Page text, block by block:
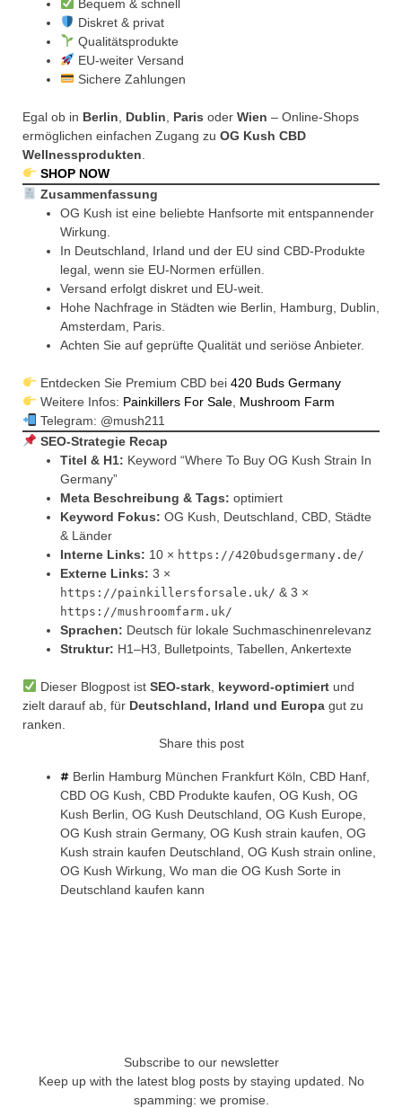
Bequem & schnell
Diskret & privat
Qualitätsprodukte
EU-weiter Versand
Sichere Zahlungen
Egal ob in Berlin Dublin Paris oder Wien – Online-Shops
ermöglichen einfachen Zugang zu OG Kush CBD
Wellnessprodukten
SHOP NOW
Zusammenfassung
OG Kush ist eine beliebte Hanfsorte mit entspannender
Wirkung.
In Deutschland, Irland und der EU sind CBD-Produkte
legal, wenn sie EU-Normen erfüllen.
Versand erfolgt diskret und EU-weit.
Hohe Nachfrage in Städten wie Berlin, Hamburg, Dublin,
Amsterdam, Paris.
Achten Sie auf geprüfte Qualität und seriöse Anbieter.
Entdecken Sie Premium CBD bei 420 Buds Germany
Weitere Infos: Painkillers For Sale, Mushroom Farm
Telegram: @mush211
SEO-Strategie Recap
Titel & H1: Keyword “Where To Buy OG Kush Strain In
Germany”
Meta Beschreibung & Tags: optimiert
Keyword Fokus: OG Kush, Deutschland, CBD, Städte
& Länder
Interne Links: 10 × https://420budsgermany.de/
Externe Links: 3 ×
https://painkillersforsale.uk/ & 3 ×
https://mushroomfarm.uk/
Sprachen: Deutsch für lokale Suchmaschinenrelevanz
Struktur: H1–H3, Bulletpoints, Tabellen, Ankertexte
Dieser Blogpost ist SEO-stark, keyword-optimiertund
zielt darauf ab, für Deutschland, Irland und Europa gut zu
ranken.
Share this post
Berlin Hamburg München Frankfurt Köln CBD Hanf
CBD OG Kush CBD Produkte kaufen OG Kush OG
Kush Berlin OG Kush Deutschland OG Kush Europe
OG Kush strain Germany, OG Kush strain kaufen OG
Kush strain kaufen Deutschland OG Kush strain online
OG Kush Wirkung Wo man die OG Kush Sorte in
Deutschland kaufen kann
Subscribe to our newsletter
Keep up with the latest blog posts by staying updated. No
spamming: we promise.